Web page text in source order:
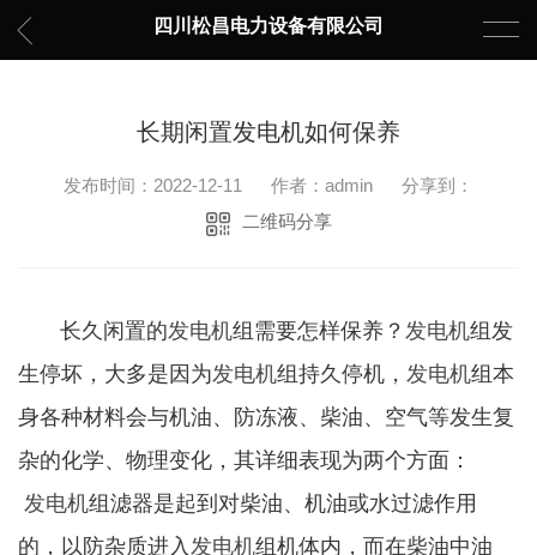
四川松昌电力设备有限公司
长期闲置发电机如何保养
发布时间：2022-12-11 作者：admin
分享到：
二维码分享
长久闲置的发电机组需要怎样保养？ 发电机组发
生停坏，大多是因为发电机组持久停机， 发电机组本
身各种材料会与机油、防冻液、柴油、空气等发生复
杂的化学、物理变化，其详细表现为两个方面：
发电机组滤器是起到对柴油、机油或水过滤作用
的，以防杂质进入发电机组机体内，而在柴油中油